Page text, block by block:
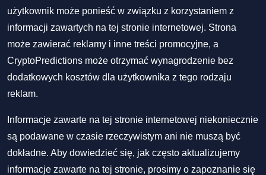
użytkownik może ponieść w związku z korzystaniem z
informacji zawartych na tej stronie internetowej. Strona
może zawierać reklamy i inne treści promocyjne, a
CryptoPredictions może otrzymać wynagrodzenie bez
dodatkowych kosztów dla użytkownika z tego rodzaju
reklam.
Informacje zawarte na tej stronie internetowej niekoniecznie
są podawane w czasie rzeczywistym ani nie muszą być
dokładne. Aby dowiedzieć się, jak często aktualizujemy
informacje zawarte na tej stronie, prosimy o zapoznanie się